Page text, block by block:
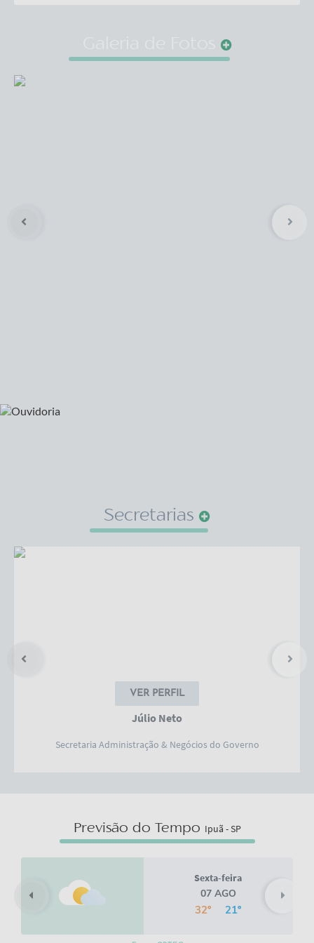
Secretarias
VER PERFIL
Júlio Neto
Secretaria Administração & Negócios do Governo
Previsão do Tempo Ipuã - SP
Sábado
08 AGO
34º